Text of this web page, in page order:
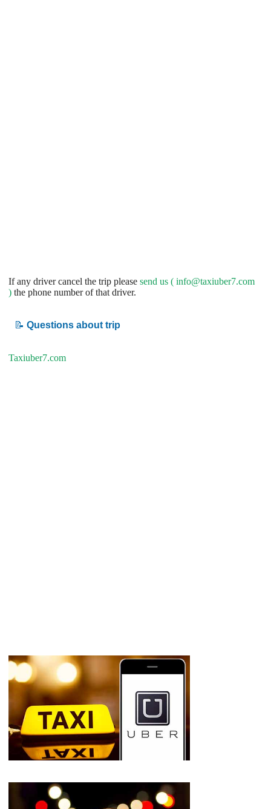
If any driver cancel the trip please send us ( info@taxiuber7.com
) the phone number of that driver.
📝 Questions about trip
Taxiuber7.com